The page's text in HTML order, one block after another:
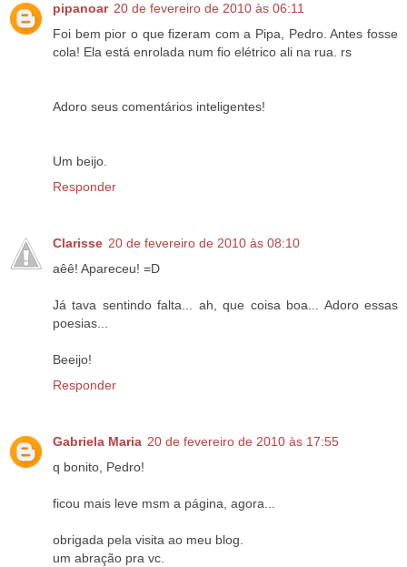
pipanoar 20 de fevereiro de 2010 às 06:11
Foi bem pior o que fizeram com a Pipa, Pedro. Antes fosse
cola! Ela está enrolada num fio elétrico ali na rua. rs
Adoro seus comentários inteligentes!
Um beijo.
Responder
Clarisse 20 de fevereiro de 2010 às 08:10
aêê! Apareceu! =D
Já tava sentindo falta... ah, que coisa boa... Adoro essas
poesias...
Beeijo!
Responder
Gabriela Maria 20 de fevereiro de 2010 às 17:55
q bonito, Pedro!
ficou mais leve msm a página, agora...
obrigada pela visita ao meu blog.
um abração pra vc.